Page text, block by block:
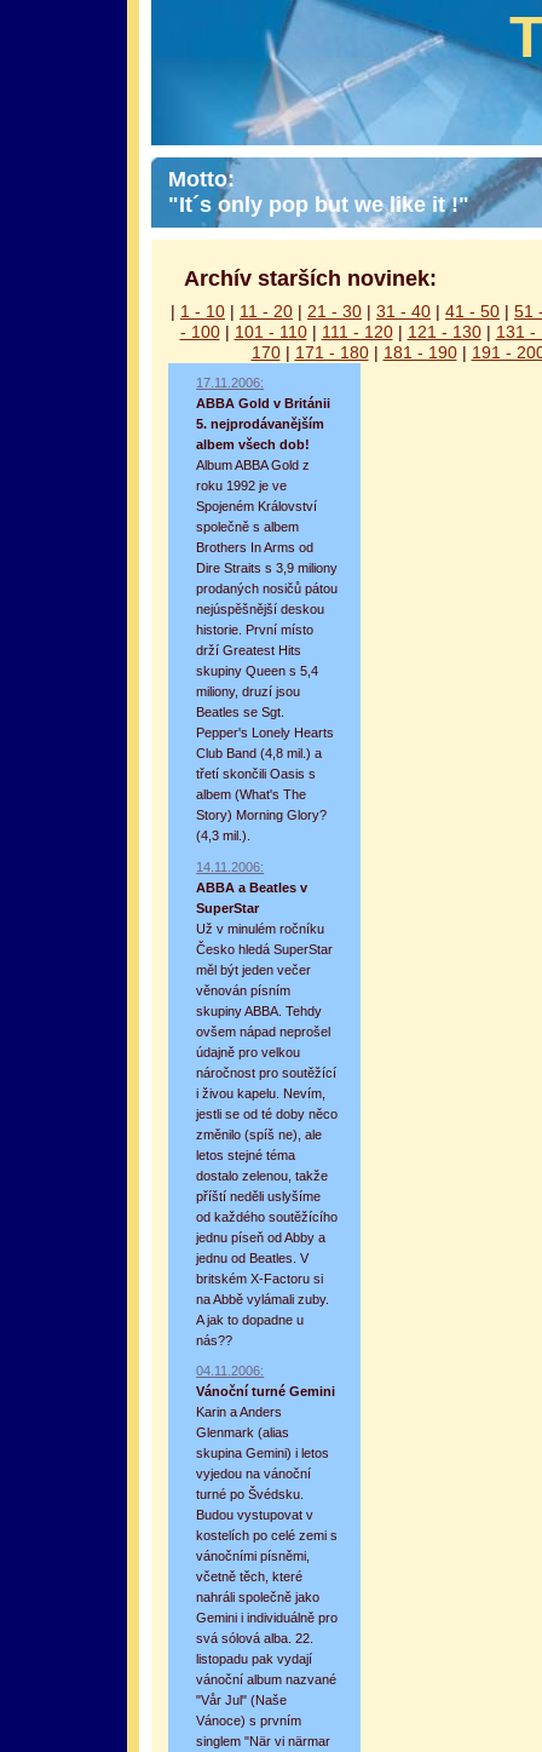
Motto:
"It´s only pop but we like it !"
Archív starších novinek:
1 - 10 11 - 20 21 - 30 31 - 40 41 - 50
51
- 100
101 - 110 111 - 120 121 - 130
131 -
170
171 - 180 181 - 190 191 -
17.11.2006:
ABBA Gold v Británii
5. nejprodávanějším
albem všech dob!
Album ABBA Gold z
roku 1992 je ve
Spojeném Království
společně s albem
Brothers In Arms od
Dire Straits s 3,9 miliony
prodaných nosičů pátou
nejúspěšnější deskou
historie. První místo
drží Greatest Hits
skupiny Queen s 5,4
miliony, druzí jsou
Beatles se Sgt.
Pepper's Lonely Hearts
Club Band (4,8 mil.) a
třetí skončili Oasis s
albem (What's The
Story) Morning Glory?
(4,3 mil.).
14.11.2006:
ABBA a Beatles v
SuperStar
Už v minulém ročníku
Česko hledá SuperStar
měl být jeden večer
věnován písním
skupiny ABBA. Tehdy
ovšem nápad neprošel
údajně pro velkou
náročnost pro soutěžící
i živou kapelu. Nevím,
jestli se od té doby něco
změnilo (spíš ne), ale
letos stejné téma
dostalo zelenou, takže
příští neděli uslyšíme
od každého soutěžícího
jednu píseň od Abby a
jednu od Beatles. V
britském X-Factoru si
na Abbě vylámali zuby.
A jak to dopadne u
nás??
04.11.2006:
Vánoční turné Gemini
Karin a Anders
Glenmark (alias
skupina Gemini) i letos
vyjedou na vánoční
turné po Švédsku.
Budou vystupovat v
kostelích po celé zemi s
vánočními písněmi,
včetně těch, které
nahráli společně jako
Gemini i individuálně pro
svá sólová alba. 22.
listopadu pak vydají
vánoční album nazvané
"Vår Jul" (Naše
Vánoce) s prvním
singlem "När vi närmar